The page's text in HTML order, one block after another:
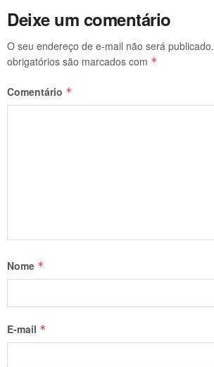
Deixe um comentário
O seu endereço de e-mail não será publicado.
obrigatórios são marcados com *
Comentário *
Nome *
E-mail *